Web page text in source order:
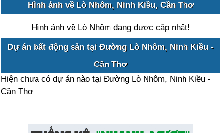
Hình ảnh về Lò Nhôm, Ninh Kiều, Cần Thơ
Hình ảnh về Lò Nhôm đang được cập nhật!
Dự án bất động sản tại Đường Lò Nhôm, Ninh Kiều -
Cần Thơ
Hiện chưa có dự án nào tại Đường Lò Nhôm, Ninh Kiều -
Cần Thơ